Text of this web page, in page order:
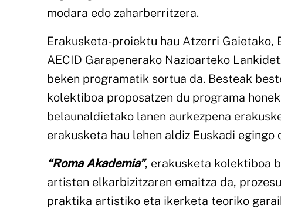
modara edo zaharberritzera.
Erakusketa-proiektu hau Atzerri
AECID Garapenerako Nazioarteko
beken programatik sortua da. Besteak
kolektiboa proposatzen du programa
belaunaldietako lanen aurkezpena
erakusketa hau lehen aldiz Euskadi egingo
“Roma Akademia”, erakusketa kolektiboa
artisten elkarbizitzaren emaitza da,
praktika artistiko eta ikerketa teoriko